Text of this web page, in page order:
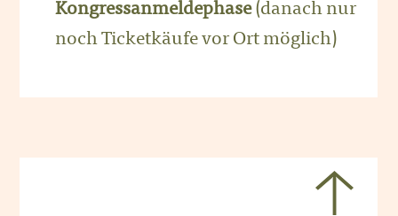
Kongressanmeldephase(danach nur
noch Ticketkäufe vor Ort möglich)